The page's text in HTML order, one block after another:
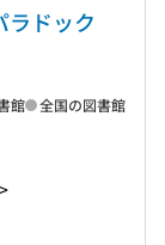
ラドック
館 全国の図書館